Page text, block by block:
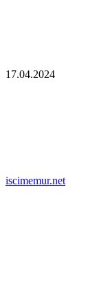
17.04.2024
iscimemur.net